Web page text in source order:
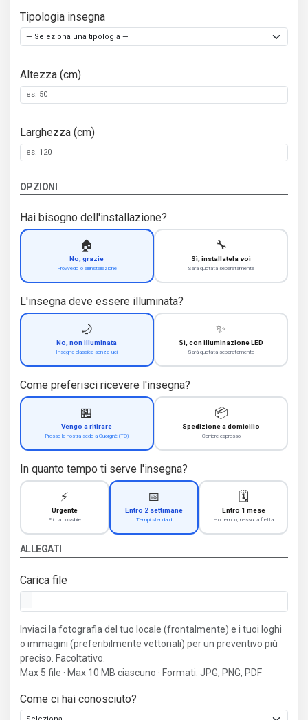
Tipologia insegna
Altezza (cm)
Larghezza (cm)
OPZIONI
Hai bisogno dell'installazione?
🏠
No, grazie
Provvedo io all'installazione
🔧
Sì, installatela voi
Sarà quotata separatamente
L'insegna deve essere illuminata?
🌙
No, non illuminata
Insegna classica senza luci
✨
Sì, con illuminazione LED
Sarà quotata separatamente
Come preferisci ricevere l'insegna?
🏪
Vengo a ritirare
Presso la nostra sede a Cuorgnè (TO)
📦
Spedizione a domicilio
Corriere espresso
In quanto tempo ti serve l'insegna?
⚡
Urgente
Prima possibile
📅
Entro 2 settimane
Tempi standard
🗓️
Entro 1 mese
Ho tempo, nessuna fretta
ALLEGATI
Carica file
Inviaci la fotografia del tuo locale (frontalmente) e i tuoi loghi
o immagini (preferibilmente vettoriali) per un preventivo più
preciso. Facoltativo.
Max 5 file · Max 10 MB ciascuno · Formati: JPG, PNG, PDF
Come ci hai conosciuto?